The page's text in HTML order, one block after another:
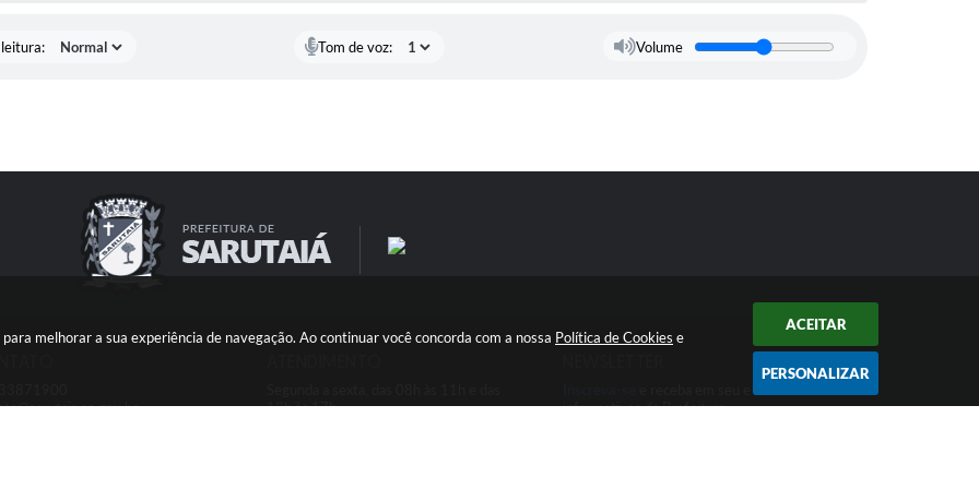
melhorar a sua experiência de navegação. Ao continuar você concorda com a nossa Política de Cookies e
ACEITAR
PERSONALIZAR
Tom de voz: Volume
13h às 17h
e receba em seu e-mail
informativos da Prefeitura